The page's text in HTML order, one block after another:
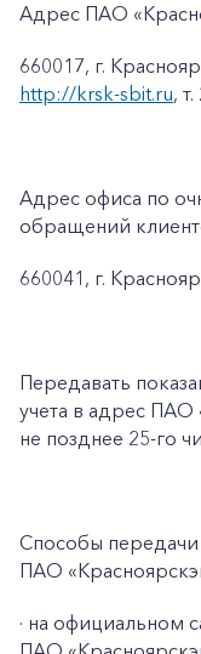
Адрес ПАО
660017, г.
http://krsk-sbit.ru,
Адрес офиса по
обращений
660041, г.
Передавать
учета в адрес ПАО
не позднее 25-го
Способы передачи
ПАО
· на официальном